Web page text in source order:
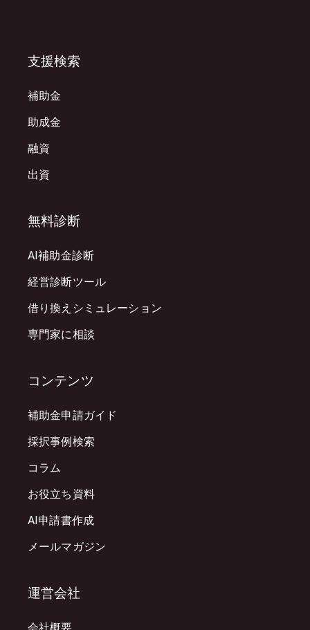
支援検索
補助金
助成金
融資
出資
無料診断
AI補助金診断
経営診断ツール
借り換えシミュレーション
専門家に相談
コンテンツ
補助金申請ガイド
採択事例検索
コラム
お役立ち資料
AI申請書作成
メールマガジン
運営会社